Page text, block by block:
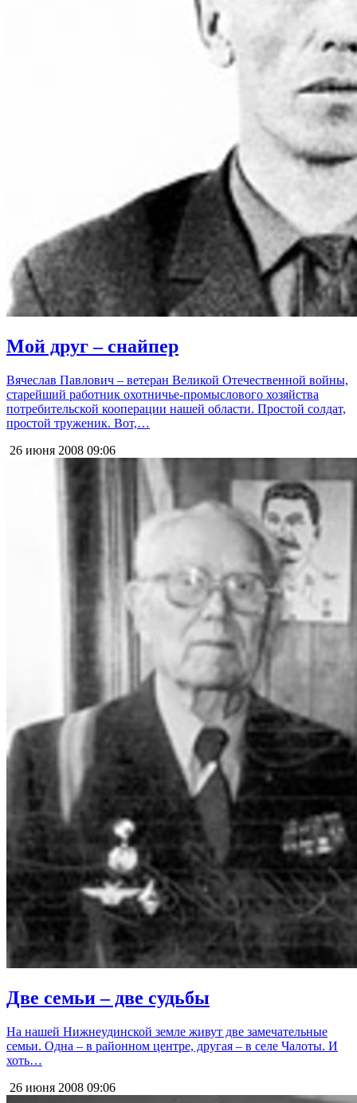
Мой друг – снайпер
Вячеслав Павлович – ветеран Великой Отечественной войны,
старейший работник охотничье-промыслового хозяйства
потребительской кооперации нашей области. Простой солдат,
простой труженик. Вот,…
26 июня 2008 09:06
Две семьи – две судьбы
На нашей Нижнеудинской земле живут две замечательные
семьи. Одна – в районном центре, другая – в селе Чалоты. И
хоть…
26 июня 2008 09:06